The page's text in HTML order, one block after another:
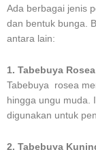
Ada berbagai jenis
dan bentuk bunga.
antara lain:
1. Tabebuya Rosea
Tabebuya rosea
hingga ungu muda.
digunakan untuk
2. Tabebuya